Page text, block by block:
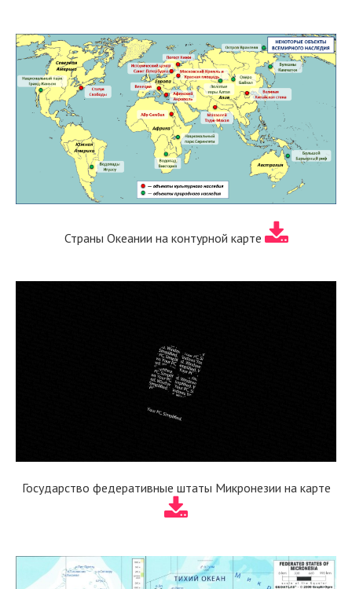
Страны Океании на контурной карте
Государство федеративные штаты Микронезии на карте